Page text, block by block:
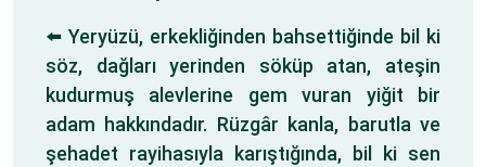
⬅️ Yeryüzü, erkekliğinden bahsettiğinde bil ki
söz, dağları yerinden söküp atan, ateşin
kudurmuş alevlerine gem vuran yiğit bir
adam hakkındadır. Rüzgâr kanla, barutla ve
şehadet rayihasıyla karıştığında, bil ki sen